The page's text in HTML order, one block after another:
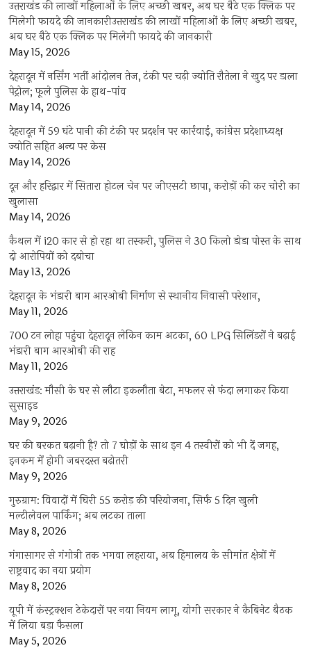
उत्तराखंड की लाखों महिलाओं के लिए अच्छी खबर, अब घर बैठे एक क्लिक पर
मिलेगी फायदे की जानकारीउत्तराखंड की लाखों महिलाओं के लिए अच्छी खबर,
अब घर बैठे एक क्लिक पर मिलेगी फायदे की जानकारी
May 15, 2026
देहरादून में नर्सिंग भर्ती आंदोलन तेज, टंकी पर चढ़ी ज्योति रौतेला ने खुद पर डाला
पेट्रोल; फूले पुलिस के हाथ-पांव
May 14, 2026
देहरादून में 59 घंटे पानी की टंकी पर प्रदर्शन पर कार्रवाई, कांग्रेस प्रदेशाध्यक्ष
ज्योति सहित अन्य पर केस
May 14, 2026
दून और हरिद्वार में सितारा होटल चेन पर जीएसटी छापा, करोड़ों की कर चोरी का
खुलासा
May 14, 2026
कैथल में i20 कार से हो रहा था तस्करी, पुलिस ने 30 किलो डोडा पोस्त के साथ
दो आरोपियों को दबोचा
May 13, 2026
देहरादून के भंडारी बाग आरओबी निर्माण से स्थानीय निवासी परेशान,
May 11, 2026
700 टन लोहा पहुंचा देहरादून लेकिन काम अटका, 60 LPG सिलिंडरों ने बढ़ाई
भंडारी बाग आरओबी की राह
May 11, 2026
उत्तराखंड: मौसी के घर से लौटा इकलौता बेटा, मफलर से फंदा लगाकर किया
सुसाइड
May 9, 2026
घर की बरकत बढ़ानी है? तो 7 घोड़ों के साथ इन 4 तस्वीरों को भी दें जगह,
इनकम में होगी जबरदस्त बढ़ोतरी
May 9, 2026
गुरुग्राम: विवादों में घिरी 55 करोड़ की परियोजना, सिर्फ 5 दिन खुली
मल्टीलेवल पार्किंग; अब लटका ताला
May 8, 2026
गंगासागर से गंगोत्री तक भगवा लहराया, अब हिमालय के सीमांत क्षेत्रों में
राष्ट्रवाद का नया प्रयोग
May 8, 2026
यूपी में कंस्ट्रक्शन ठेकेदारों पर नया नियम लागू, योगी सरकार ने कैबिनेट बैठक
में लिया बड़ा फैसला
May 5, 2026